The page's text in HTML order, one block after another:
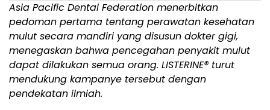
Asia Pacific Dental Federation menerbitkan
pedoman pertama tentang perawatan kesehatan
mulut secara mandiri yang disusun dokter gigi,
menegaskan bahwa pencegahan penyakit mulut
dapat dilakukan semua orang. LISTERINE® turut
mendukung kampanye tersebut dengan
pendekatan ilmiah.